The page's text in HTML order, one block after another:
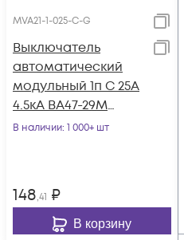
MVA21-1-025-C-G
Выключатель
автоматический
модульный 1п C 25А
4.5кА ВА47-29М
GENERICA MVA21-1-
В наличии: 1 000+ шт
148,41 ₽
В корзину